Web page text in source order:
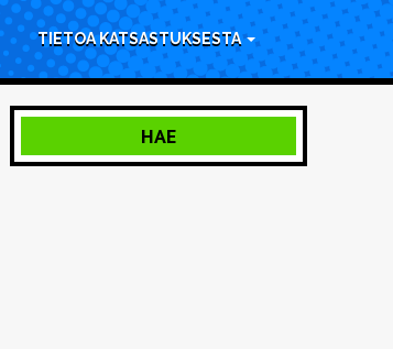
TIETOA KATSASTUKSESTA
HAE